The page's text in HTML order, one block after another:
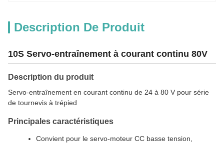
Description De Produit
10S Servo-entraînement à courant continu 80V
Description du produit
Servo-entraînement en courant continu de 24 à 80 V pour série
de tournevis à trépied
Principales caractéristiques
Convient pour le servo-moteur CC basse tension,